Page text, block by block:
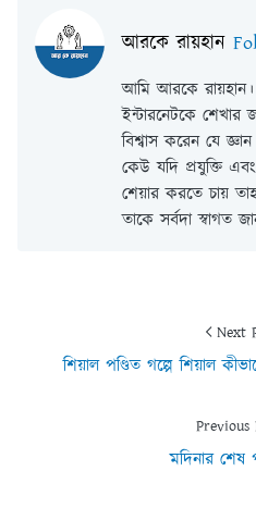
আরকে রায়হান
আমি আরকে
ইন্টারনেটকে শেখার
বিশ্বাস করেন যে
কেউ যদি প্রযুক্তি
শেয়ার করতে চায়
তাকে সর্বদা স্বাগত
Next
শিয়াল পণ্ডিত গল্পে শিয়াল
Previous
মদিনার শেষ